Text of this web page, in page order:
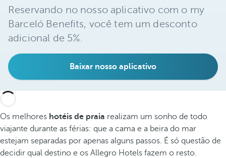
Reservando no nosso aplicativo com o my
Barceló Benefits, você tem um desconto
adicional de 5%.
Baixar nosso aplicativo
Os melhores hotéis de praia realizam um sonho de todo
viajante durante as férias: que a cama e a beira do mar
estejam separadas por apenas alguns passos. É só questão de
decidir qual destino e os Allegro Hotels fazem o resto.